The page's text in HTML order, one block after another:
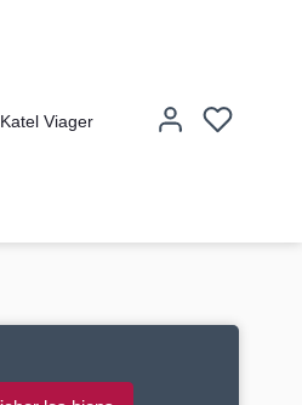
Katel Viager